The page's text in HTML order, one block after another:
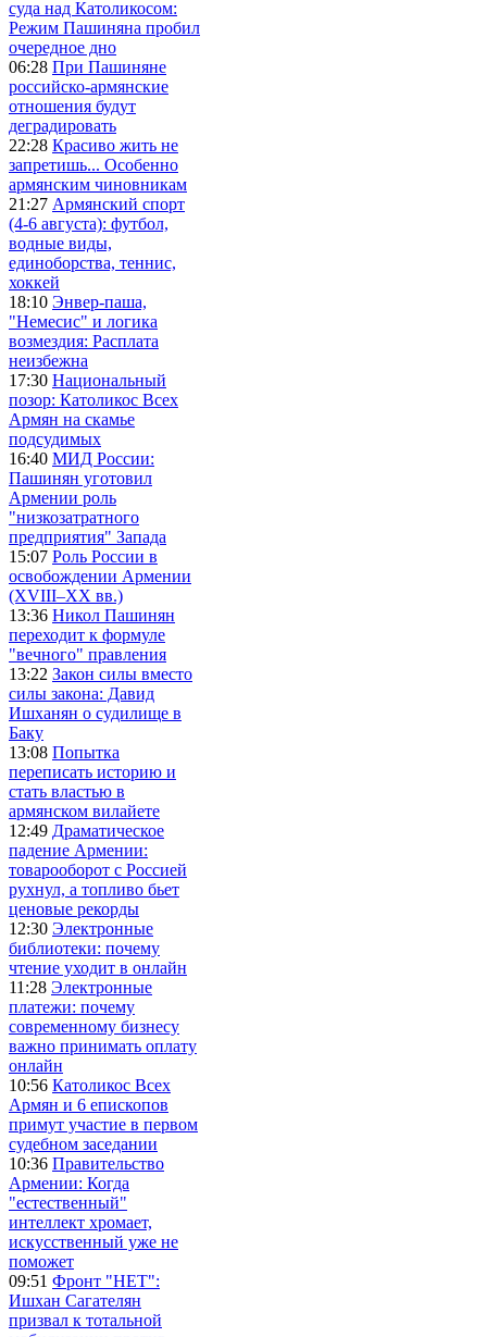
суда над Католикосом:
Режим Пашиняна пробил
очередное дно
06:28 При Пашиняне
российско-армянские
отношения будут
деградировать
22:28 Красиво жить не
запретишь... Особенно
армянским чиновникам
21:27 Армянский спорт
(4-6 августа): футбол,
водные виды,
единоборства, теннис,
хоккей
18:10 Энвер-паша,
"Немесис" и логика
возмездия: Расплата
неизбежна
17:30 Национальный
позор: Католикос Всех
Армян на скамье
подсудимых
16:40 МИД России:
Пашинян уготовил
Армении роль
"низкозатратного
предприятия" Запада
15:07 Роль России в
освобождении Армении
(XVIII–XX вв.)
13:36 Никол Пашинян
переходит к формуле
"вечного" правления
13:22 Закон силы вместо
силы закона: Давид
Ишханян о судилище в
Баку
13:08 Попытка
переписать историю и
стать властью в
армянском вилайете
12:49 Драматическое
падение Армении:
товарооборот с Россией
рухнул, а топливо бьет
ценовые рекорды
12:30 Электронные
библиотеки: почему
чтение уходит в онлайн
11:28 Электронные
платежи: почему
современному бизнесу
важно принимать оплату
онлайн
10:56 Католикос Всех
Армян и 6 епископов
примут участие в первом
судебном заседании
10:36 Правительство
Армении: Когда
"естественный"
интеллект хромает,
искусственный уже не
поможет
09:51 Фронт "НЕТ":
Ишхан Сагателян
призвал к тотальной